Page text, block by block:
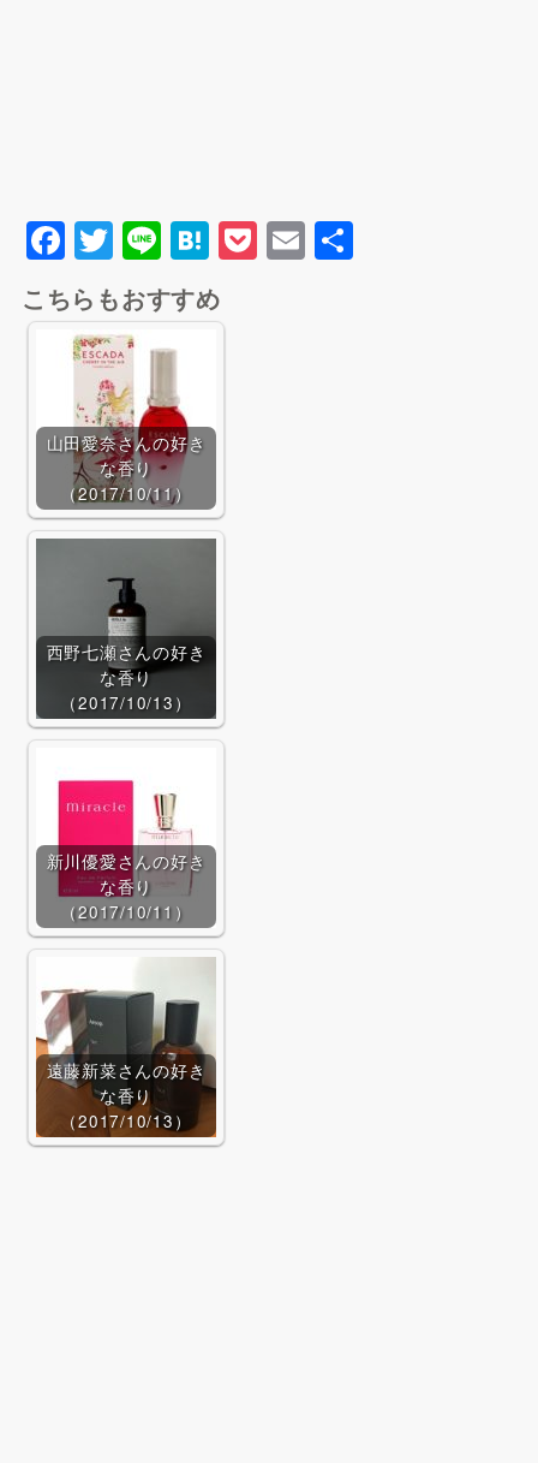
F
a
c
e
b
o
o
k
T
wi
tt
er
Li
n
e
H
at
e
P
o
E
m
共
こちらもおすすめ
山田愛奈さんの好き
な香り
（2017/10/11）
西野七瀬さんの好き
な香り
（2017/10/13）
新川優愛さんの好き
な香り
（2017/10/11）
遠藤新菜さんの好き
な香り
（2017/10/13）